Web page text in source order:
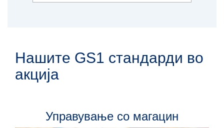
Нашите GS1 стандарди во
акција
Управување со магацин